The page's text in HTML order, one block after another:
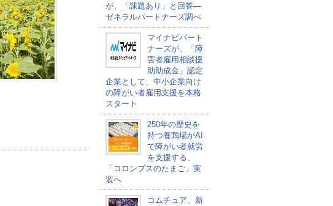
が、「課題あり」と回答―
ゼネラルパートナーズ調べ
マイナビパート
ナーズが、「障
害者雇用相談援
助助成金」認定
企業として、中小企業向け
の障がい者雇用支援を本格
スタート
250年の歴史を
持つ養鶏場がAI
で障がい者就労
を支援する、
「コロンブスのたまご」実
装へ
コムチュア、新